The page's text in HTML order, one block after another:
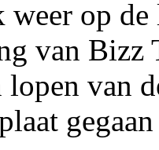
op de
van Bizz
van
gegaan